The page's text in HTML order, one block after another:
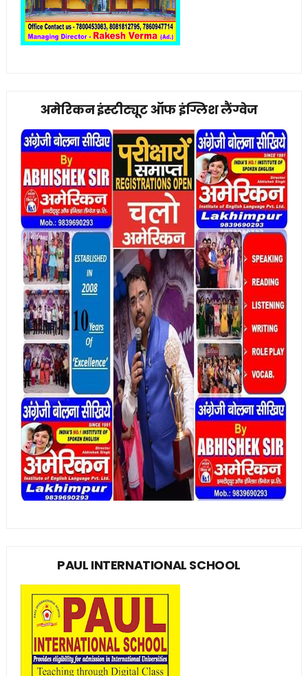
अमेरिकन इंस्टीट्यूट ऑफ इंग्लिश लैंग्वेज
PAUL INTERNATIONAL SCHOOL